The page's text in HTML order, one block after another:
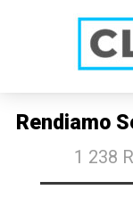
Rendiamo
1 238